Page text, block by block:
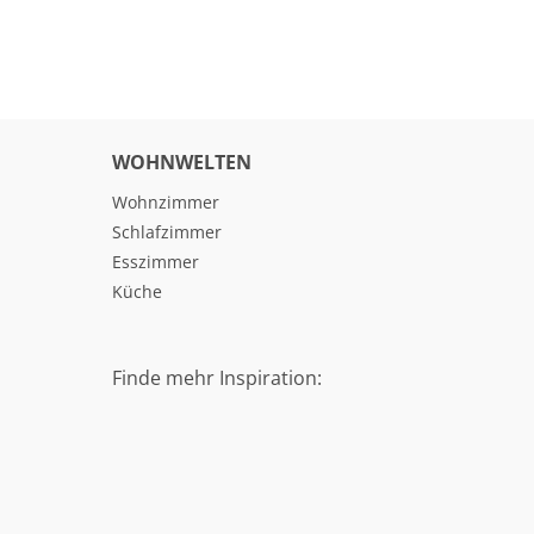
WOHNWELTEN
Wohnzimmer
Schlafzimmer
Esszimmer
Küche
Finde mehr Inspiration: